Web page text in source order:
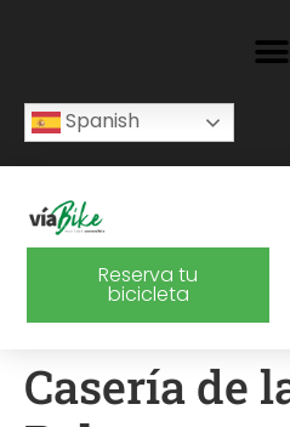
Spanish
Reserva tu
bicicleta
Casería de